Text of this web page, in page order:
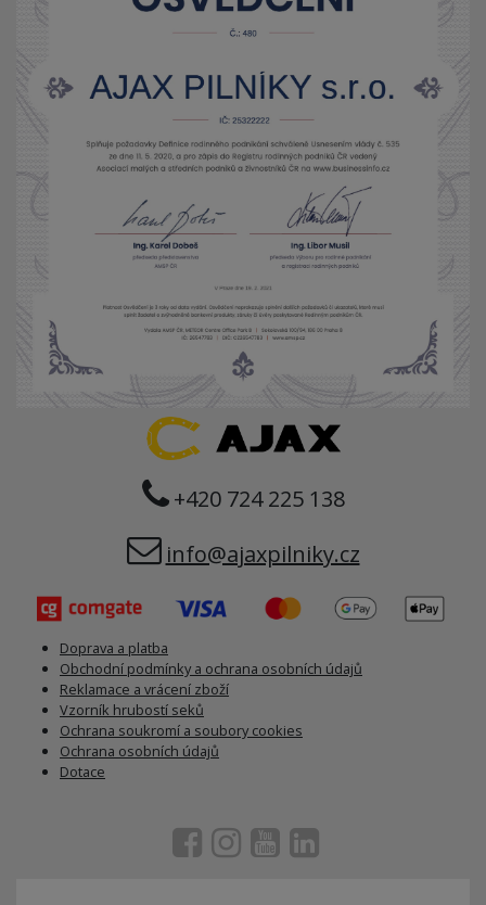
Doprava a platba
Obchodní podmínky a ochrana osobních údajů
Reklamace a vrácení zboží
Vzorník hrubostí seků
Ochrana soukromí a soubory cookies
Ochrana osobních údajů
Dotace
+420 724 225 138
info@ajaxpilniky.cz